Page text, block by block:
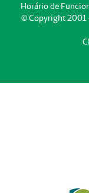
Horário de
© Copyright 2001